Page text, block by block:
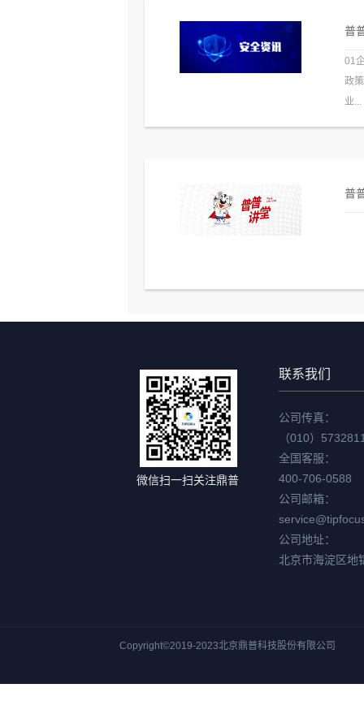
普
01
政
业...
普
微信扫一扫关注鼎普
联系我们
公司传真：
（010）
全国客服：
400-706-0588
公司邮箱：
公司地址：
北京市海淀区地
Copyright©2019-2023北京鼎普科技股份有限公司